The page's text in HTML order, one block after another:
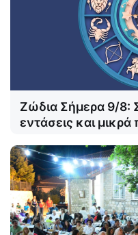
Ζώδια Σήμερα 9/8:
εντάσεις και